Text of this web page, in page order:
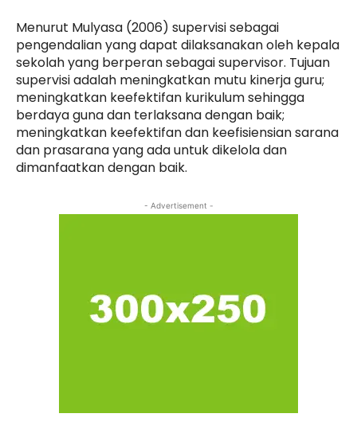
Menurut Mulyasa (2006) supervisi sebagai
pengendalian yang dapat dilaksanakan oleh kepala
sekolah yang berperan sebagai supervisor. Tujuan
supervisi adalah meningkatkan mutu kinerja guru;
meningkatkan keefektifan kurikulum sehingga
berdaya guna dan terlaksana dengan baik;
meningkatkan keefektifan dan keefisiensian sarana
dan prasarana yang ada untuk dikelola dan
dimanfaatkan dengan baik.
- Advertisement -